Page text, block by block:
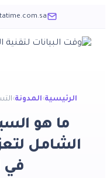
الرئيسية›المدونة›
ما هو
الشامل
في